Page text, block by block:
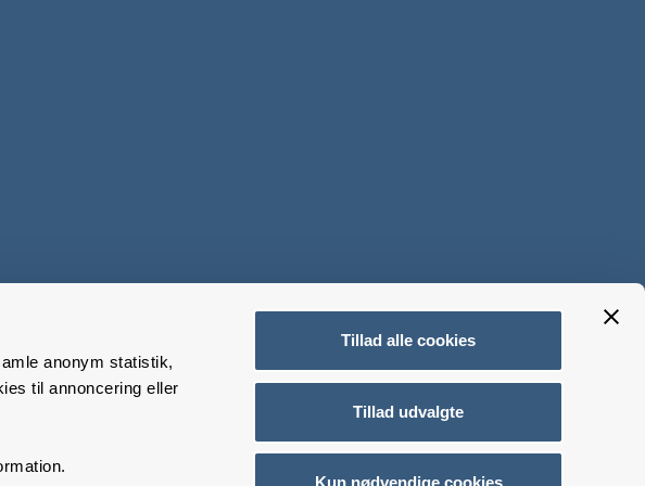
anonym statistik,
til annoncering eller
Tillad alle cookies
Tillad udvalgte
Kun nødvendige cookies